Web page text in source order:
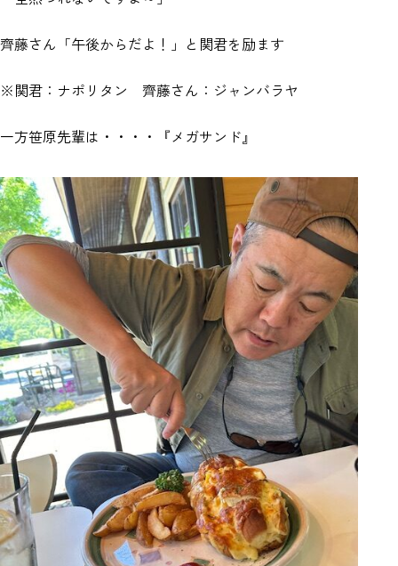
齊藤さん「午後からだよ！」と関君を励ます
※関君：ナポリタン 齊藤さん：ジャンバラヤ
一方笹原先輩は・・・・『メガサンド』